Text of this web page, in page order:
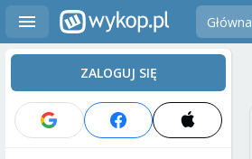
Główna
ZALOGUJ SIĘ